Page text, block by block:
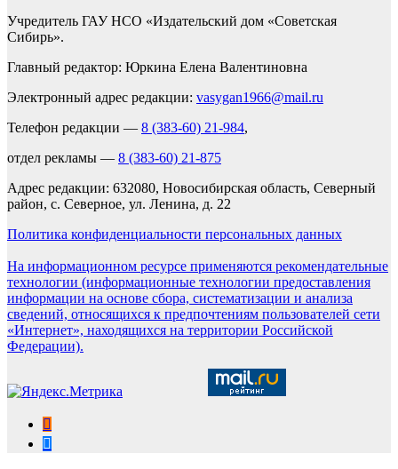
Учредитель ГАУ НСО «Издательский дом «Советская
Сибирь».
Главный редактор: Юркина Елена Валентиновна
Электронный адрес редакции: vasygan1966@mail.ru
Телефон редакции — 8 (383-60) 21-984,
отдел рекламы — 8 (383-60) 21-875
Адрес редакции: 632080, Новосибирская область, Северный
район, с. Северное, ул. Ленина, д. 22
Политика конфиденциальности персональных данных
На информационном ресурсе применяются рекомендательные
технологии (информационные технологии предоставления
информации на основе сбора, систематизации и анализа
сведений, относящихся к предпочтениям пользователей сети
«Интернет», находящихся на территории Российской
Федерации).